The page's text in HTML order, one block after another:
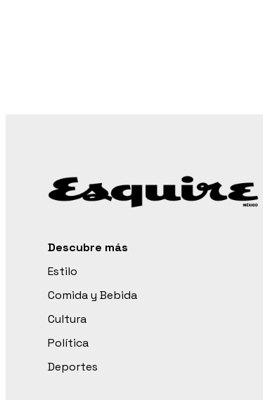
Descubre más
Estilo
Comida y Bebida
Cultura
Política
Deportes